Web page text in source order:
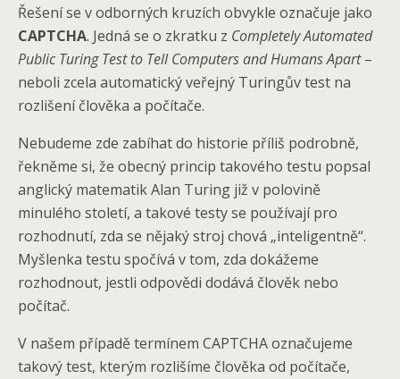
Řešení se v odborných kruzích obvykle označuje jako
CAPTCHA. Jedná se o zkratku z Completely Automated
Public Turing Test to Tell Computers and Humans Apart–
neboli zcela automatický veřejný Turingův test na
rozlišení člověka a počítače.
Nebudeme zde zabíhat do historie příliš podrobně,
řekněme si, že obecný princip takového testu popsal
anglický matematik Alan Turing již v polovině
minulého století, a takové testy se používají pro
rozhodnutí, zda se nějaký stroj chová „inteligentně“.
Myšlenka testu spočívá v tom, zda dokážeme
rozhodnout, jestli odpovědi dodává člověk nebo
počítač.
V našem případě termínem CAPTCHA označujeme
takový test, kterým rozlišíme člověka od počítače,